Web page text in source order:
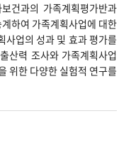
건과의 가족계획평가반과
하여 가족계획사업에 대한
사업의 성과 및 효과 평가를
산력 조사와 가족계획사업
위한 다양한 실험적 연구를